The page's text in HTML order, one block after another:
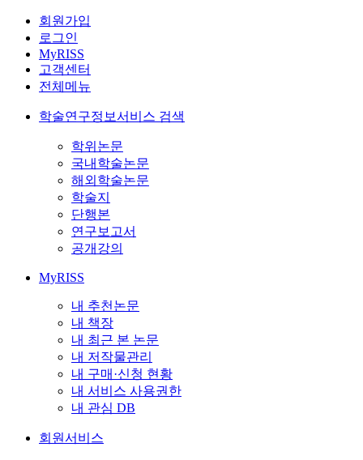
회원가입
로그인
MyRISS
고객센터
전체메뉴
학술연구정보서비스 검색
학위논문
국내학술논문
해외학술논문
학술지
단행본
연구보고서
공개강의
MyRISS
내 추천논문
내 책장
내 최근 본 논문
내 저작물관리
내 구매·신청 현황
내 서비스 사용권한
내 관심 DB
회원서비스